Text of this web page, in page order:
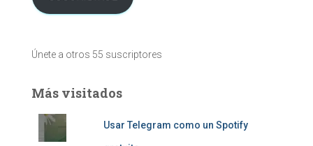
Únete a otros 55 suscriptores
Más visitados
Usar Telegram como un Spotify